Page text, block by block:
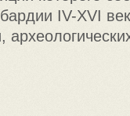
IV-XVI